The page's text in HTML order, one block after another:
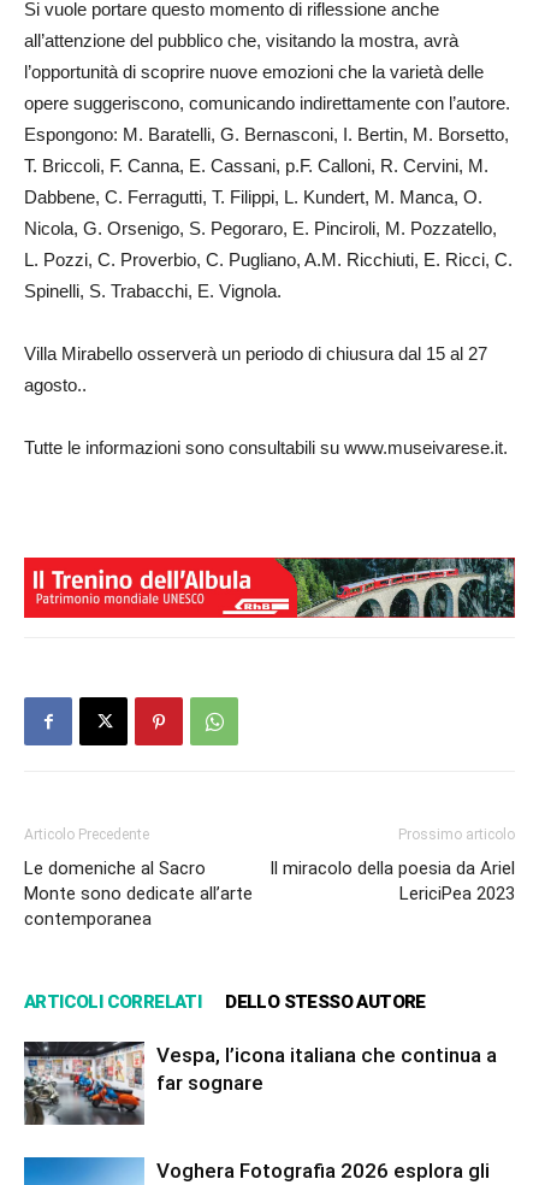
Si vuole portare questo momento di riflessione anche
all’attenzione del pubblico che, visitando la mostra, avrà
l’opportunità di scoprire nuove emozioni che la varietà delle
opere suggeriscono, comunicando indirettamente con l’autore.
Espongono: M. Baratelli, G. Bernasconi, I. Bertin, M. Borsetto,
T. Briccoli, F. Canna, E. Cassani, p.F. Calloni, R. Cervini, M.
Dabbene, C. Ferragutti, T. Filippi, L. Kundert, M. Manca, O.
Nicola, G. Orsenigo, S. Pegoraro, E. Pinciroli, M. Pozzatello,
L. Pozzi, C. Proverbio, C. Pugliano, A.M. Ricchiuti, E. Ricci, C.
Spinelli, S. Trabacchi, E. Vignola.
Villa Mirabello osserverà un periodo di chiusura dal 15 al 27
agosto..
Tutte le informazioni sono consultabili su www.museivarese.it.
Articolo Precedente
Le domeniche al Sacro
Monte sono dedicate all’arte
contemporanea
Prossimo articolo
Il miracolo della poesia da Ariel
LericiPea 2023
ARTICOLI CORRELATI DELLO STESSO AUTORE
Vespa, l’icona italiana che continua a
far sognare
Voghera Fotografia 2026 esplora gli